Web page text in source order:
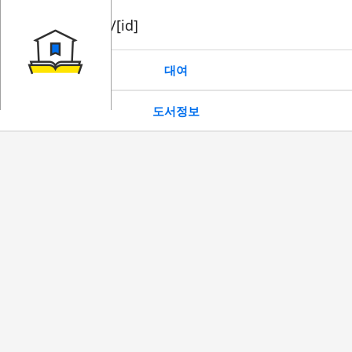
book/rent/[id]
대여
도서정보